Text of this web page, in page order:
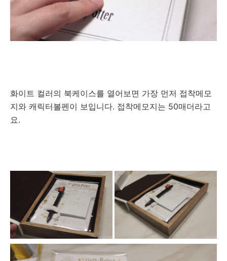
화이트 컬러의 북케이스를 열어보면 가장 먼저 접착메모
지와 캐릭터볼펜이 보입니다. 접착메모지는 50매더라고
요.